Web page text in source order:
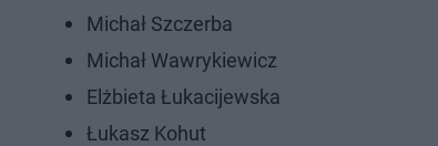
Michał Szczerba
Michał Wawrykiewicz
Elżbieta Łukacijewska
Łukasz Kohut